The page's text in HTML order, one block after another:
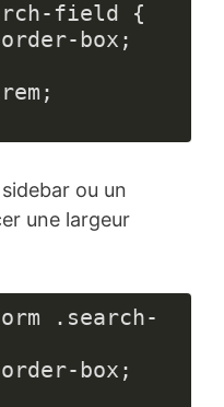
field {
box;
;
ou un
une largeur
.search-
box;